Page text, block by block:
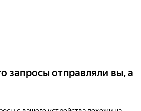
запросы отправляли вы, а